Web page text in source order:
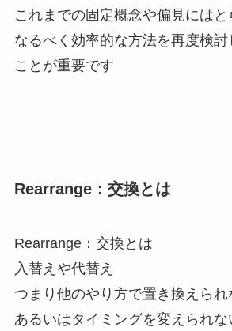
これまでの固定概念や偏見には
なるべく効率的な方法を再度検討
ことが重要です
Rearrange：交換とは
Rearrange：交換とは
入替えや代替え
つまり他のやり方で置き換えられ
あるいはタイミングを変えられな